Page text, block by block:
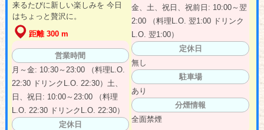
来るたびに新しい楽しみを 今日
はちょっと贅沢に。
距離 300 m
営業時間
月～金: 10:30～23:00 （料理L.O.
22:30 ドリンクL.O. 22:30）土、
日、祝日: 10:00～23:00 （料理
L.O. 22:30 ドリンクL.O. 22:30）
定休日
金、土、祝日、祝前日: 10:00～翌
2:00 （料理L.O. 翌1:00 ドリンク
L.O. 翌1:00）
定休日
無し
駐車場
あり
分煙情報
全面禁煙